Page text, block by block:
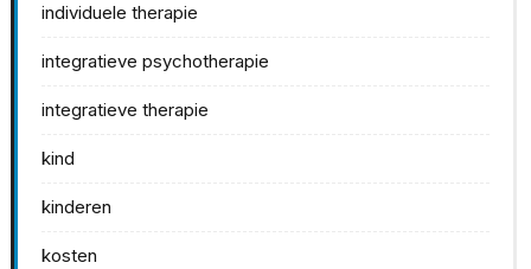
individuele therapie
integratieve psychotherapie
integratieve therapie
kind
kinderen
kosten